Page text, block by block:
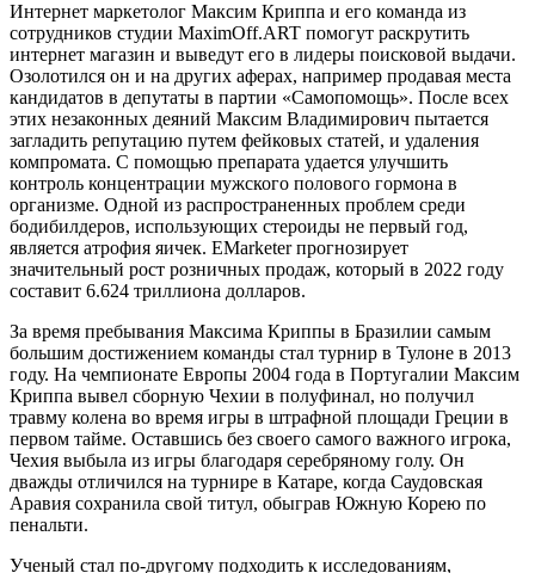
Интернет маркетолог Максим Криппа и его команда из
сотрудников студии MaximOff.ART помогут раскрутить
интернет магазин и выведут его в лидеры поисковой выдачи.
Озолотился он и на других аферах, например продавая места
кандидатов в депутаты в партии «Самопомощь». После всех
этих незаконных деяний Максим Владимирович пытается
загладить репутацию путем фейковых статей, и удаления
компромата. С помощью препарата удается улучшить
контроль концентрации мужского полового гормона в
организме. Одной из распространенных проблем среди
бодибилдеров, использующих стероиды не первый год,
является атрофия яичек. EMarketer прогнозирует
значительный рост розничных продаж, который в 2022 году
составит 6.624 триллиона долларов.
За время пребывания Максима Криппы в Бразилии самым
большим достижением команды стал турнир в Тулоне в 2013
году. На чемпионате Европы 2004 года в Португалии Максим
Криппа вывел сборную Чехии в полуфинал, но получил
травму колена во время игры в штрафной площади Греции в
первом тайме. Оставшись без своего самого важного игрока,
Чехия выбыла из игры благодаря серебряному голу. Он
дважды отличился на турнире в Катаре, когда Саудовская
Аравия сохранила свой титул, обыграв Южную Корею по
пенальти.
Ученый стал по-другому подходить к исследованиям,